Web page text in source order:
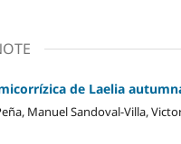
de Laelia
Manuel Sandoval-Villa,